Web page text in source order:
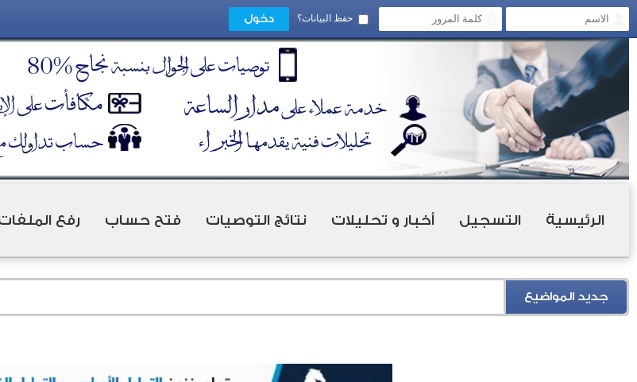
حفظ البيانات؟
الرئيسية التسجيل أخبار و تحليلات نتائج التوصيات فتح حساب رفع
جديد المواضيع